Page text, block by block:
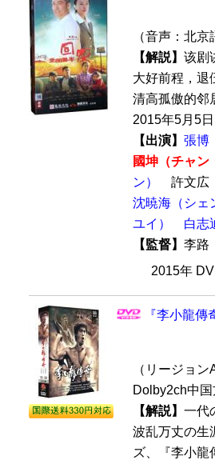
（音声：北京
【解説】 该剧
大好前程，退
清高孤傲的邻
2015年5月5
【出演】 張博
國坤（チャン
ン）
許文
沈暁海（シェ
ユイ）
白志
【監督】 李路
2015年
『李小龍
（リージョ
Dolby2ch中国
【解説】 一代
波乱万丈の生
ズ、『李小龍